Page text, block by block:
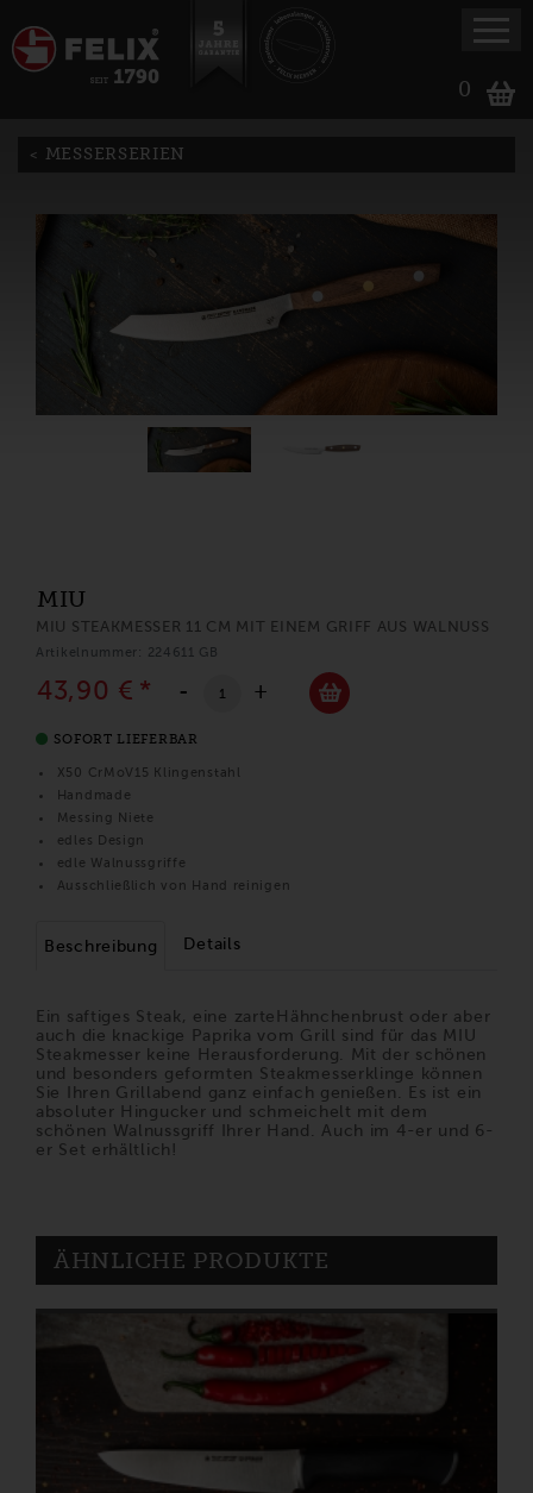
0
MESSERSERIEN
MIU
MIU STEAKMESSER 11 CM MIT EINEM GRIFF AUS WALNUSS
Artikelnummer: 224611 GB
43,90 € * - +
SOFORT LIEFERBAR
X50 CrMoV15 Klingenstahl
Handmade
Messing Niete
edles Design
edle Walnussgriffe
Ausschließlich von Hand reinigen
Beschreibung Details
Ein saftiges Steak, eine zarteHähnchenbrust oder aber
auch die knackige Paprika vom Grill sind für das MIU
Steakmesser keine Herausforderung. Mit der schönen
und besonders geformten Steakmesserklinge können
Sie Ihren Grillabend ganz einfach genießen. Es ist ein
absoluter Hingucker und schmeichelt mit dem
schönen Walnussgriff Ihrer Hand. Auch im 4-er und 6-
er Set erhältlich!
ÄHNLICHE PRODUKTE